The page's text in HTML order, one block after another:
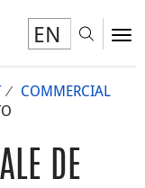
EN
COMMERCIAL
DE